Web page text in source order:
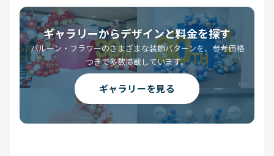
ギャラリーからデザインと料金を探す
バルーン・フラワーのさまざまな装飾パターンを、参考価格
つきで多数掲載しています。
ギャラリーを見る